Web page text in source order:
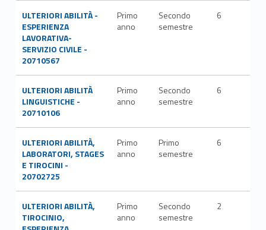
ULTERIORI ABILITÀ -
ESPERIENZA
LAVORATIVA-
SERVIZIO CIVILE -
20710567
Primo
anno
Secondo
semestre
6
ULTERIORI ABILITÀ
LINGUISTICHE -
20710106
Primo
anno
Secondo
semestre
6
ULTERIORI ABILITÀ,
LABORATORI, STAGES
E TIROCINI -
20702725
Primo
anno
Primo
semestre
6
ULTERIORI ABILITÀ,
TIROCINIO,
Primo
anno
Secondo
semestre
2